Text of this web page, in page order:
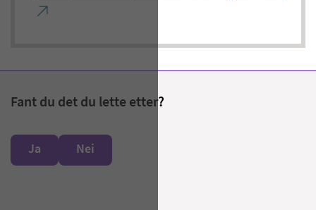
Fant du det du lette etter?
Ja Nei